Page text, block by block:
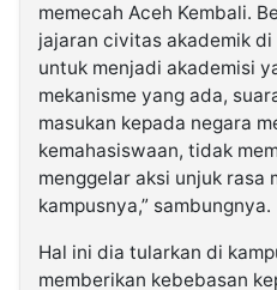
memecah Aceh Kembali.
jajaran civitas akademik
untuk menjadi akademisi
mekanisme yang ada,
masukan kepada negara
kemahasiswaan, tidak
menggelar aksi unjuk rasa
kampusnya,” sambungnya.
Hal ini dia tularkan di
memberikan kebebasan